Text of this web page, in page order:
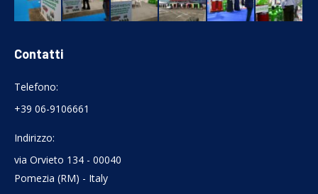
Contatti
Telefono:
+39 06-9106661
Indirizzo:
via Orvieto 134 - 00040
Pomezia (RM) - Italy